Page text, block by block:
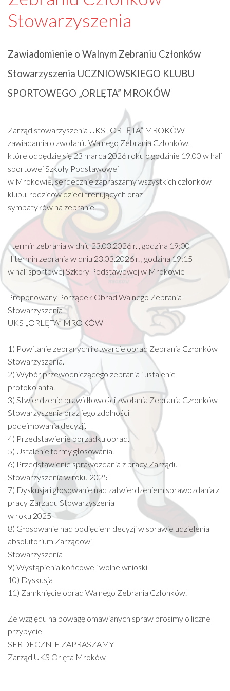
GALERIA
KONTAKT
SOM
Stowarzyszenia
Zawiadomienie o Walnym Zebraniu Członków
Stowarzyszenia UCZNIOWSKIEGO KLUBU
SPORTOWEGO „ORLĘTA” MROKÓW
Zarząd stowarzyszenia UKS „ORLĘTA” MROKÓW
zawiadamia o zwołaniu Walnego Zebrania Członków,
które odbędzie się 23 marca 2026 roku o godzinie 19.00 w hali
sportowej Szkoły Podstawowej
w Mrokowie, serdecznie zapraszamy wszystkich członków
klubu, rodziców dzieci trenujących oraz
sympatyków na zebranie.
I termin zebrania w dniu 23.03.2026 r. , godzina 19:00
II termin zebrania w dniu 23.03.2026 r. , godzina 19:15
w hali sportowej Szkoły Podstawowej w Mrokowie
Proponowany Porządek Obrad Walnego Zebrania
Stowarzyszenia
UKS „ORLĘTA” MROKÓW
1) Powitanie zebranych i otwarcie obrad Zebrania Członków
Stowarzyszenia.
2) Wybór przewodniczącego zebrania i ustalenie
protokolanta.
3) Stwierdzenie prawidłowości zwołania Zebrania Członków
Stowarzyszenia oraz jego zdolności
podejmowania decyzji.
4) Przedstawienie porządku obrad.
5) Ustalenie formy głosowania.
6) Przedstawienie sprawozdania z pracy Zarządu
Stowarzyszenia w roku 2025
7) Dyskusja i głosowanie nad zatwierdzeniem sprawozdania z
pracy Zarządu Stowarzyszenia
w roku 2025
8) Głosowanie nad podjęciem decyzji w sprawie udzielenia
absolutorium Zarządowi
Stowarzyszenia
9) Wystąpienia końcowe i wolne wnioski
10) Dyskusja
11) Zamknięcie obrad Walnego Zebrania Członków.
Ze względu na powagę omawianych spraw prosimy o liczne
przybycie
SERDECZNIE ZAPRASZAMY
Zarząd UKS Orlęta Mroków